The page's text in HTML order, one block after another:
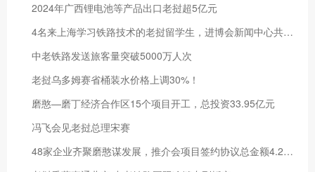
2024年广西锂电池等产品出口老挝超5亿元
4名来上海学习铁路技术的老挝留学生，进博会新闻中心共当“小叶子”
中老铁路发送旅客量突破5000万人次
老挝乌多姆赛省桶装水价格上调30%！
磨憨—磨丁经济合作区15个项目开工，总投资33.95亿元
冯飞会见老挝总理宋赛
48家企业齐聚磨憨谋发展，推介会项目签约协议总金额4.208亿元